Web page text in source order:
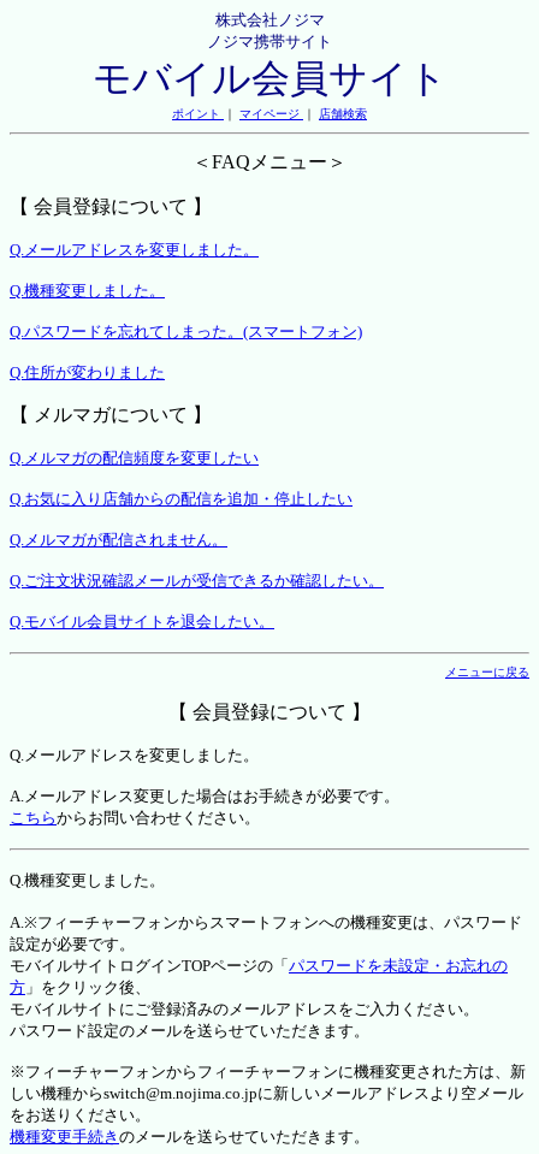
株式会社ノジマ
ノジマ携帯サイト
モバイル会員サイト
ポイント ｜ マイページ ｜ 店舗検索
＜FAQメニュー＞
【 会員登録について 】
Q.メールアドレスを変更しました。
Q.機種変更しました。
Q.パスワードを忘れてしまった。(スマートフォン)
Q.住所が変わりました
【 メルマガについて 】
Q.メルマガの配信頻度を変更したい
Q.お気に入り店舗からの配信を追加・停止したい
Q.メルマガが配信されません。
Q.ご注文状況確認メールが受信できるか確認したい。
Q.モバイル会員サイトを退会したい。
メニューに戻る
【 会員登録について 】
Q.メールアドレスを変更しました。
A.メールアドレス変更した場合はお手続きが必要です。
こちらからお問い合わせください。
Q.機種変更しました。
A.※フィーチャーフォンからスマートフォンへの機種変更は、パスワード
設定が必要です。
モバイルサイトログインTOPページの「 パスワードを未設定・お忘れの
方 」をクリック後、
モバイルサイトにご登録済みのメールアドレスをご入力ください。
パスワード設定のメールを送らせていただきます。
※フィーチャーフォンからフィーチャーフォンに機種変更された方は、新
しい機種からswitch@m.nojima.co.jpに新しいメールアドレスより空メール
をお送りください。
機種変更手続き のメールを送らせていただきます。